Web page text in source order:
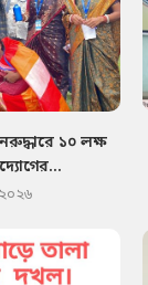
১০ লক্ষ